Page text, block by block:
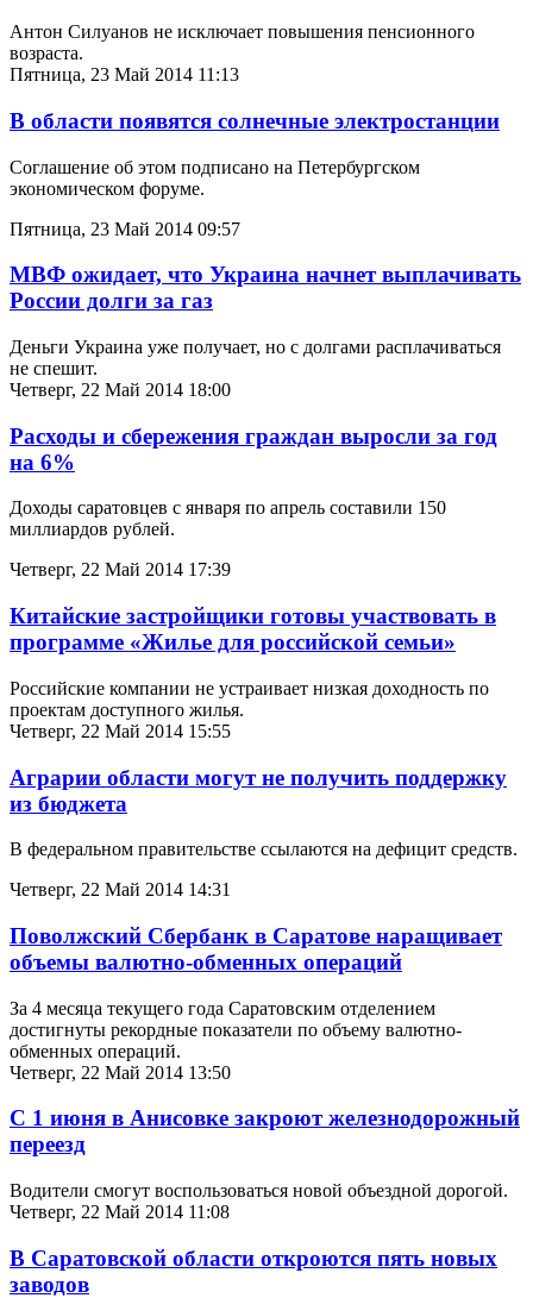
Антон Силуанов не исключает повышения пенсионного
возраста.
Пятница, 23 Май 2014 11:13
В области появятся солнечные электростанции
Соглашение об этом подписано на Петербургском
экономическом форуме.
Пятница, 23 Май 2014 09:57
МВФ ожидает, что Украина начнет выплачивать
России долги за газ
Деньги Украина уже получает, но с долгами расплачиваться
не спешит.
Четверг, 22 Май 2014 18:00
Расходы и сбережения граждан выросли за год
на 6%
Доходы саратовцев с января по апрель составили 150
миллиардов рублей.
Четверг, 22 Май 2014 17:39
Китайские застройщики готовы участвовать в
программе «Жилье для российской семьи»
Российские компании не устраивает низкая доходность по
проектам доступного жилья.
Четверг, 22 Май 2014 15:55
Аграрии области могут не получить поддержку
из бюджета
В федеральном правительстве ссылаются на дефицит средств.
Четверг, 22 Май 2014 14:31
Поволжский Сбербанк в Саратове наращивает
объемы валютно-обменных операций
За 4 месяца текущего года Саратовским отделением
достигнуты рекордные показатели по объему валютно-
обменных операций.
Четверг, 22 Май 2014 13:50
С 1 июня в Анисовке закроют железнодорожный
переезд
Водители смогут воспользоваться новой объездной дорогой.
Четверг, 22 Май 2014 11:08
В Саратовской области откроются пять новых
заводов